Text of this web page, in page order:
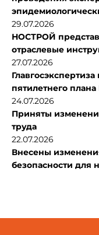
29.07.2026
НОСТРОЙ
отраслевые
27.07.2026
пятилетнего
24.07.2026
Приняты
труда
22.07.2026
Внесены
безопасности для